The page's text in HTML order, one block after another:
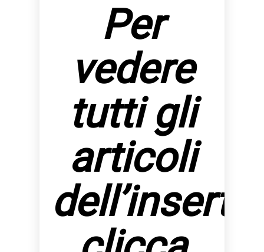
Per
vedere
tutti gli
articoli
dell’inserto